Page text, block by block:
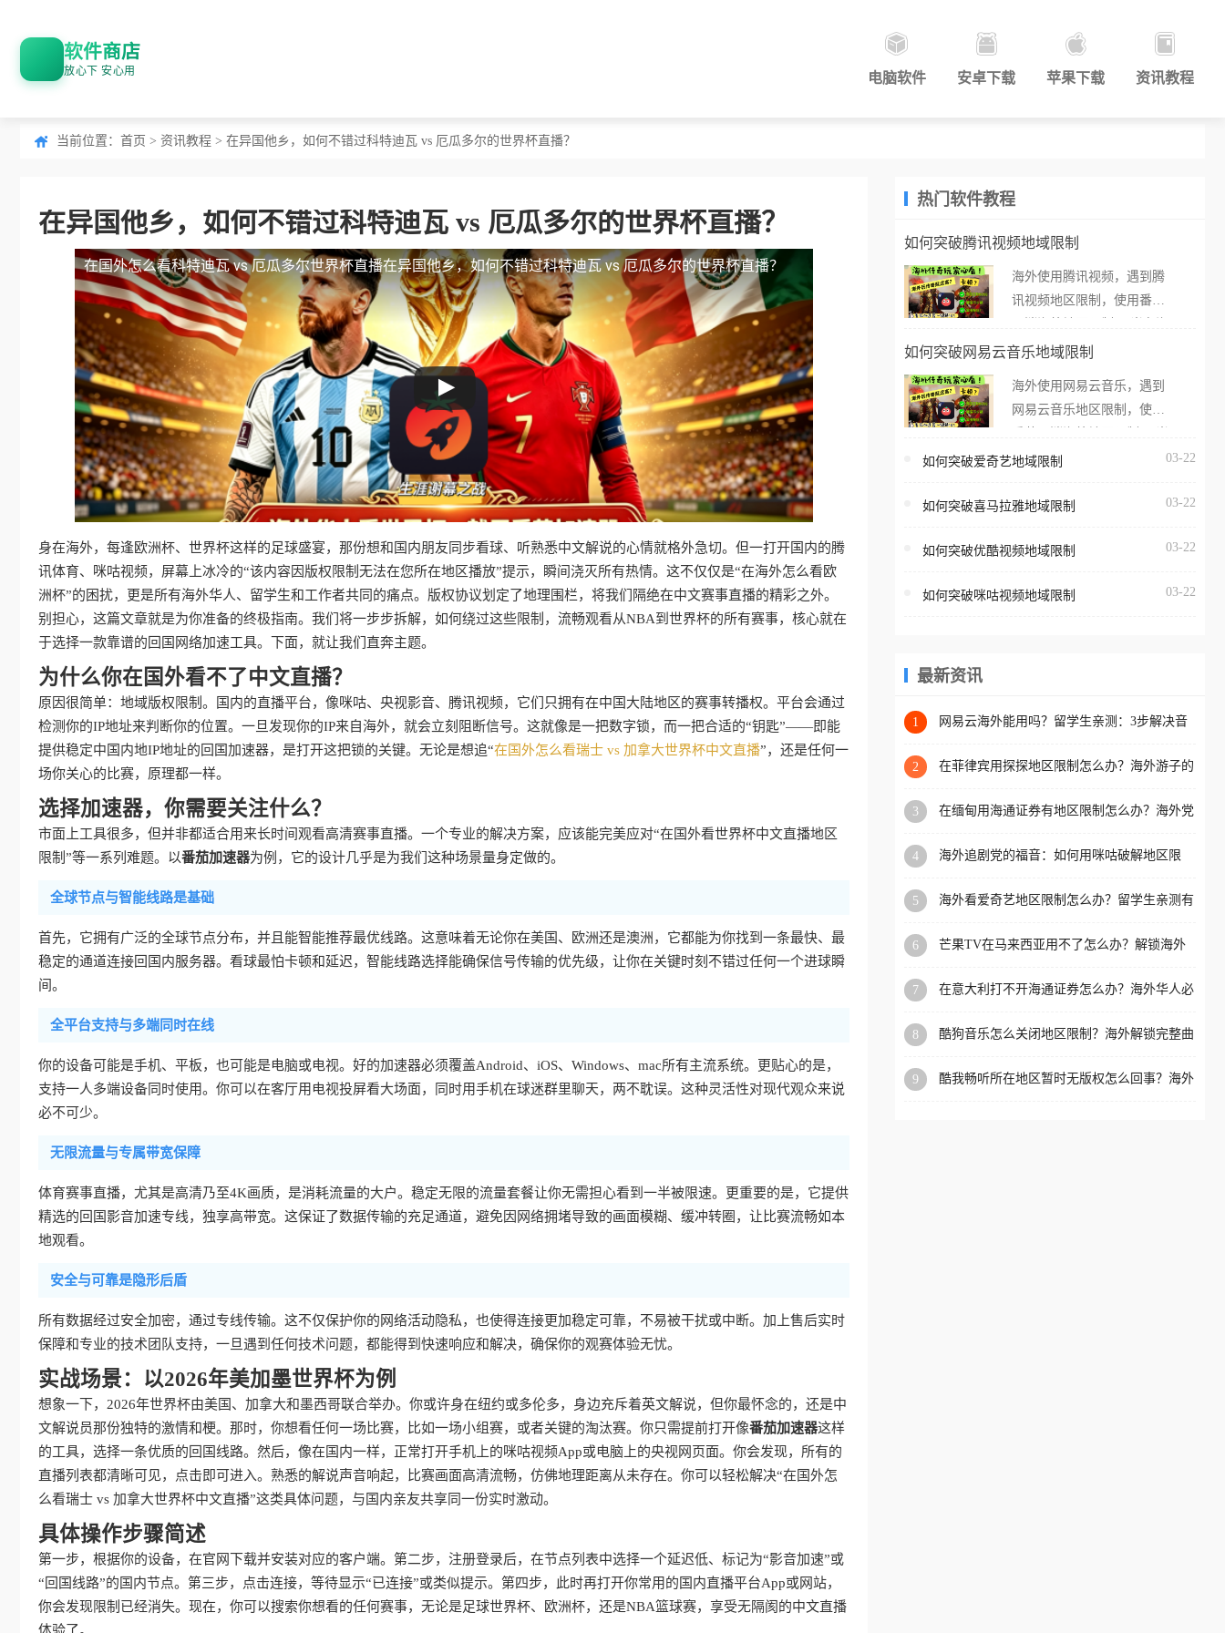
软件商店
放心下 安心用 电脑软件 安卓下载 苹果下载 资讯教程
当前位置： 首页 > 资讯教程 > 在异国他乡，如何不错过科特迪瓦 vs 厄瓜多尔的世界杯直播？
在异国他乡，如何不错过科特迪瓦 vs 厄瓜多尔的世界杯直播？
在国外怎么看科特迪瓦 vs 厄瓜多尔世界杯直播在异国他乡，如何不错过科特迪瓦 vs 厄瓜多尔的世界杯直播？
身在海外，每逢欧洲杯、世界杯这样的足球盛宴，那份想和国内朋友同步看球、听熟悉中文解说的心情就格外急切。但一打开国内的腾
讯体育、咪咕视频，屏幕上冰冷的“该内容因版权限制无法在您所在地区播放”提示，瞬间浇灭所有热情。这不仅仅是“在海外怎么看欧
洲杯”的困扰，更是所有海外华人、留学生和工作者共同的痛点。版权协议划定了地理围栏，将我们隔绝在中文赛事直播的精彩之外。
别担心，这篇文章就是为你准备的终极指南。我们将一步步拆解，如何绕过这些限制，流畅观看从NBA到世界杯的所有赛事，核心就在
于选择一款靠谱的回国网络加速工具。下面，就让我们直奔主题。
为什么你在国外看不了中文直播？
原因很简单：地域版权限制。国内的直播平台，像咪咕、央视影音、腾讯视频，它们只拥有在中国大陆地区的赛事转播权。平台会通过
检测你的IP地址来判断你的位置。一旦发现你的IP来自海外，就会立刻阻断信号。这就像是一把数字锁，而一把合适的“钥匙”——即能
提供稳定中国内地IP地址的回国加速器，是打开这把锁的关键。无论是想追“在国外怎么看瑞士 vs 加拿大世界杯中文直播”，还是任何一
场你关心的比赛，原理都一样。
选择加速器，你需要关注什么？
市面上工具很多，但并非都适合用来长时间观看高清赛事直播。一个专业的解决方案，应该能完美应对“在国外看世界杯中文直播地区
限制”等一系列难题。以番茄加速器为例，它的设计几乎是为我们这种场景量身定做的。
全球节点与智能线路是基础
首先，它拥有广泛的全球节点分布，并且能智能推荐最优线路。这意味着无论你在美国、欧洲还是澳洲，它都能为你找到一条最快、最
稳定的通道连接回国内服务器。看球最怕卡顿和延迟，智能线路选择能确保信号传输的优先级，让你在关键时刻不错过任何一个进球瞬
间。
全平台支持与多端同时在线
你的设备可能是手机、平板，也可能是电脑或电视。好的加速器必须覆盖Android、iOS、Windows、mac所有主流系统。更贴心的是，
支持一人多端设备同时使用。你可以在客厅用电视投屏看大场面，同时用手机在球迷群里聊天，两不耽误。这种灵活性对现代观众来说
必不可少。
无限流量与专属带宽保障
体育赛事直播，尤其是高清乃至4K画质，是消耗流量的大户。稳定无限的流量套餐让你无需担心看到一半被限速。更重要的是，它提供
精选的回国影音加速专线，独享高带宽。这保证了数据传输的充足通道，避免因网络拥堵导致的画面模糊、缓冲转圈，让比赛流畅如本
地观看。
安全与可靠是隐形后盾
所有数据经过安全加密，通过专线传输。这不仅保护你的网络活动隐私，也使得连接更加稳定可靠，不易被干扰或中断。加上售后实时
保障和专业的技术团队支持，一旦遇到任何技术问题，都能得到快速响应和解决，确保你的观赛体验无忧。
实战场景：以2026年美加墨世界杯为例
想象一下，2026年世界杯由美国、加拿大和墨西哥联合举办。你或许身在纽约或多伦多，身边充斥着英文解说，但你最怀念的，还是中
文解说员那份独特的激情和梗。那时，你想看任何一场比赛，比如一场小组赛，或者关键的淘汰赛。你只需提前打开像番茄加速器这样
的工具，选择一条优质的回国线路。然后，像在国内一样，正常打开手机上的咪咕视频App或电脑上的央视网页面。你会发现，所有的
直播列表都清晰可见，点击即可进入。熟悉的解说声音响起，比赛画面高清流畅，仿佛地理距离从未存在。你可以轻松解决“在国外怎
么看瑞士 vs 加拿大世界杯中文直播”这类具体问题，与国内亲友共享同一份实时激动。
具体操作步骤简述
第一步，根据你的设备，在官网下载并安装对应的客户端。第二步，注册登录后，在节点列表中选择一个延迟低、标记为“影音加速”或
“回国线路”的国内节点。第三步，点击连接，等待显示“已连接”或类似提示。第四步，此时再打开你常用的国内直播平台App或网站，
你会发现限制已经消失。现在，你可以搜索你想看的任何赛事，无论是足球世界杯、欧洲杯，还是NBA篮球赛，享受无隔阂的中文直播
热门软件教程
如何突破腾讯视频地域限制
海外使用腾讯视频，遇到腾
讯视频地区限制，使用番茄
外打开腾讯视频，却突然弹
地区无法播放”的提示语。
海外用户如香港、澳门、台
亚、欧洲等国家和地区时，
台一样，出现地区及版权限
地区播放。 遇到这个问题的
区工作、留学、定居等，都
权限制所困扰。
如何突破网易云音乐地域限制
海外使用网易云音乐，遇到
网易云音乐地区限制，使用
在海外打开网易云音乐，却
所在的地区无法播放”的提示
门、台湾、美国、加拿大、
区时，网易云音乐也会像其
回国加速器，即可解决「海
版权限制」的问题，无论人
国、加拿大、澳大利亚、欧
学、定居等，都可以使用，
扰。
如何突破爱奇艺地域限制 03-22
如何突破喜马拉雅地域限制 03-22
如何突破优酷视频地域限制 03-22
如何突破咪咕视频地域限制 03-22
最新资讯
1
网易云海外能用吗？留学生亲测：3步解决音
2
在菲律宾用探探地区限制怎么办？海外游子的
3
在缅甸用海通证券有地区限制怎么办？海外党
4
海外追剧党的福音：如何用咪咕破解地区限
5
海外看爱奇艺地区限制怎么办？留学生亲测有
6
芒果TV在马来西亚用不了怎么办？解锁海外
7
在意大利打不开海通证券怎么办？海外华人必
8
酷狗音乐怎么关闭地区限制？海外解锁完整曲
9
酷我畅听所在地区暂时无版权怎么回事？海外